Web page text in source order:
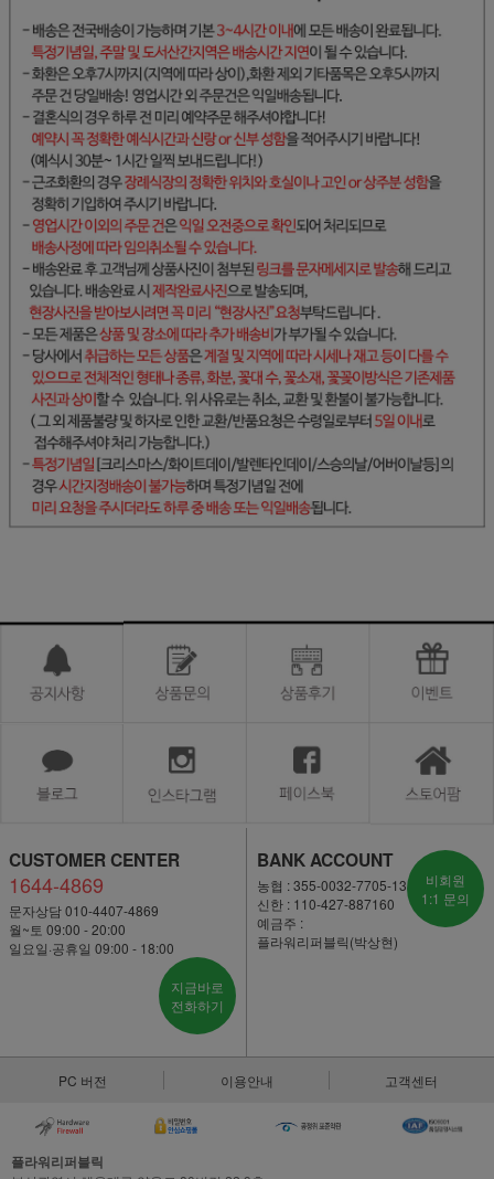
CUSTOMER CENTER
1644-4869
문자상담 010-4407-4869
월~토 09:00 - 20:00
일요일·공휴일 09:00 - 18:00
지금바로
전화하기
BANK ACCOUNT
농협 : 355-0032-7705-13
신한 : 110-427-887160
예금주 :
플라워리퍼블릭(박상현)
비회원
1:1 문의
PC 버전 이용안내 고객센터
플라워리퍼블릭